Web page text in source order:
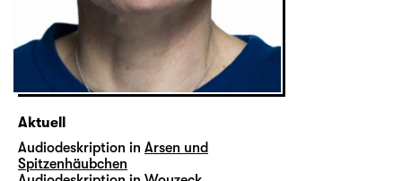
Aktuell
Audiodeskription in Arsen und
Spitzenhäubchen